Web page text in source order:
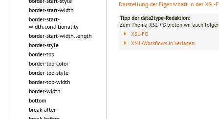
border-start-width
border-start-
width.conditionality
border-start-width.length
border-style
border-top
border-top-color
border-top-style
border-top-width
border-width
bottom
break-after
Darstellung der Eigenschaft in der XSL-
Tipp der data2type-Redaktion:
Zum Thema XSL-FObieten wir auch
XSL-FO
XML-Workflows in Verlagen